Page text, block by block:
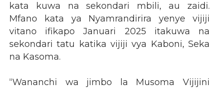
kata kuwa na sekondari mbili, au zaidi.
Mfano kata ya Nyamrandirira yenye vijiji
vitano ifikapo Januari 2025 itakuwa na
sekondari tatu katika vijiji vya Kaboni, Seka
na Kasoma.
“Wananchi wa jimbo la Musoma Vijijini